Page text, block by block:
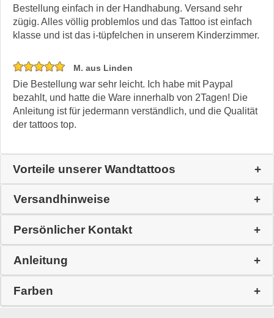
Bestellung einfach in der Handhabung. Versand sehr
zügig. Alles völlig problemlos und das Tattoo ist einfach
klasse und ist das i-tüpfelchen in unserem Kinderzimmer.
M. aus Linden
Die Bestellung war sehr leicht. Ich habe mit Paypal
bezahlt, und hatte die Ware innerhalb von 2Tagen! Die
Anleitung ist für jedermann verständlich, und die Qualität
der tattoos top.
Vorteile unserer Wandtattoos
Versandhinweise
Persönlicher Kontakt
Anleitung
Farben